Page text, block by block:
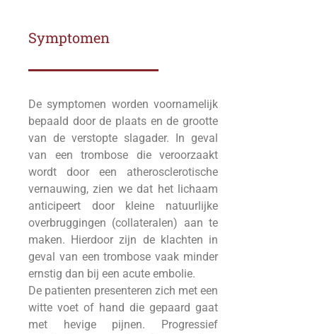
Symptomen
De symptomen worden voornamelijk
bepaald door de plaats en de grootte
van de verstopte slagader. In geval
van een trombose die veroorzaakt
wordt door een atherosclerotische
vernauwing, zien we dat het lichaam
anticipeert door kleine natuurlijke
overbruggingen (collateralen) aan te
maken. Hierdoor zijn de klachten in
geval van een trombose vaak minder
ernstig dan bij een acute embolie.
De patienten presenteren zich met een
witte voet of hand die gepaard gaat
met hevige pijnen. Progressief